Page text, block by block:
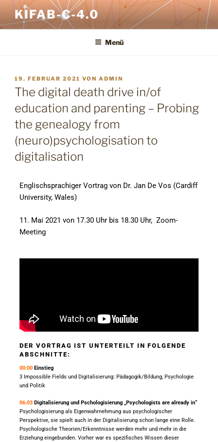
KIFAB-C-4.0
Menü
19. FEBRUAR 2021 VON ADMIN
The digital death drive in/of
education and parenting – Probing
the genealogy from
(neuro)psychologisation to
digitalisation
Englischsprachiger Vortrag von Dr. Jan De Vos (Cardiff
University, Wales)
11. Mai 2021 von 17.30 Uhr bis 18.30 Uhr, Zoom-
Meeting
DER VORTRAG IST UNTERTEILT IN FOLGENDE
ABSCHNITTE:
00:00 Einstieg
3 Impossible Fields und Digitalisierung: Pädagogik/Bildung, Psychologie
und Politik
06:03 Digitalisierung und Pschologisierung „Psychologists are already in“
Psychologisierung als Eigenwahrnehmung aus psychologischer
Perspektive, sie spielt auch in der Digitalisierung schon lange eine Rolle.
Psychologische Theorien/Erkenntnisse werden mehr und mehr in die
Erziehung eingebunden. Vorher war es spezifisches Wissen dieser